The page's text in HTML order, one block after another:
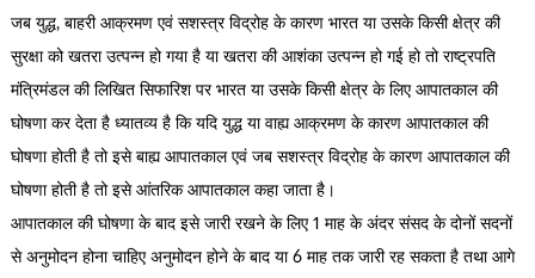
जब युद्ध, बाहरी आक्रमण एवं सशस्त्र विद्रोह के कारण भारत या उसके किसी क्षेत्र की
सुरक्षा को खतरा उत्पन्न हो गया है या खतरा की आशंका उत्पन्न हो गई हो तो राष्ट्रपति
मंत्रिमंडल की लिखित सिफारिश पर भारत या उसके किसी क्षेत्र के लिए आपातकाल की
घोषणा कर देता है ध्यातव्य है कि यदि युद्ध या वाह्य आक्रमण के कारण आपातकाल की
घोषणा होती है तो इसे बाह्य आपातकाल एवं जब सशस्त्र विद्रोह के कारण आपातकाल की
घोषणा होती है तो इसे आंतरिक आपातकाल कहा जाता है।
आपातकाल की घोषणा के बाद इसे जारी रखने के लिए 1 माह के अंदर संसद के दोनों सदनों
से अनुमोदन होना चाहिए अनुमोदन होने के बाद या 6 माह तक जारी रह सकता है तथा आगे